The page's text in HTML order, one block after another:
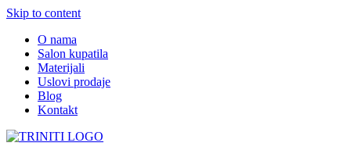
Skip to content
O nama
Salon kupatila
Materijali
Uslovi prodaje
Blog
Kontakt